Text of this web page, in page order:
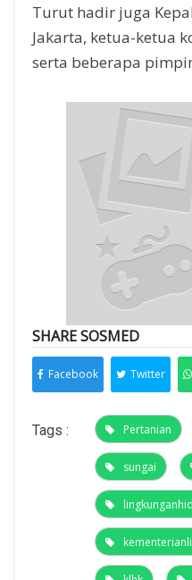
Turut hadir juga
Jakarta, ketua-ketua
serta beberapa
SHARE SOSMED
Facebook Twitter
Tags : Pertanian
sungai